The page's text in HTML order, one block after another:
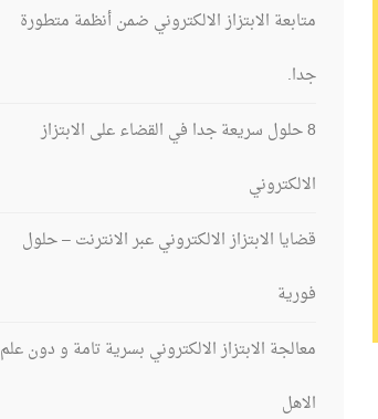
متابعة الابتزاز الالكتروني ضمن أنظمة متطورة
جدا.
8 حلول سريعة جدا في القضاء على الابتزاز
الالكتروني
قضايا الابتزاز الالكتروني عبر الانترنت – حلول
فورية
معالجة الابتزاز الالكتروني بسرية تامة و دون علم
الاهل